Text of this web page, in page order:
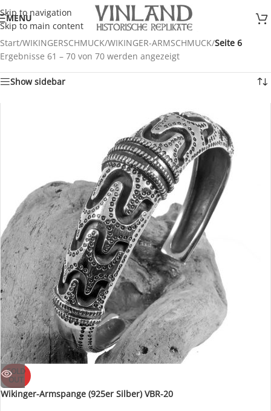
Skip to navigation
Skip to main content
MENU
Start/WIKINGERSCHMUCK/WIKINGER-ARMSCHMUCK/Seite 6
Ergebnisse 61 – 70 von 70 werden angezeigt
Show sidebar
SOLD
OUT
Wikinger-Armspange (925er Silber) VBR-20